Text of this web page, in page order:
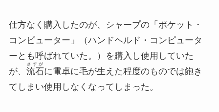
仕方なく購入したのが、シャープの「ポケット・
コンピューター」（ハンドヘルド・コンピュータ
ーとも呼ばれていた。）を購入し使用していた
が、 流石
さすが
に電卓に毛が生えた程度のものでは飽き
てしまい使用しなくなってしまった。